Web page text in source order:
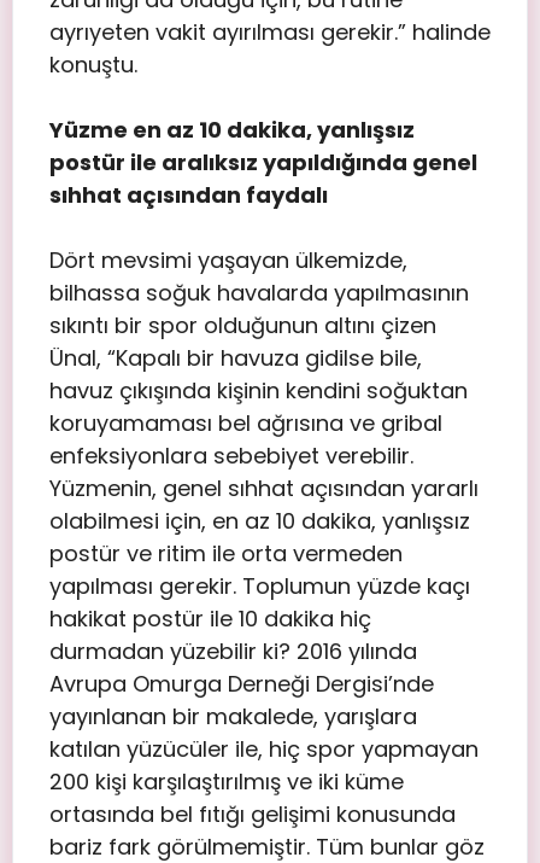
ayrıyeten vakit ayırılması gerekir.” halinde
konuştu.
Yüzme en az 10 dakika, yanlışsız
postür ile aralıksız yapıldığında genel
sıhhat açısından faydalı
Dört mevsimi yaşayan ülkemizde,
bilhassa soğuk havalarda yapılmasının
sıkıntı bir spor olduğunun altını çizen
Ünal, “Kapalı bir havuza gidilse bile,
havuz çıkışında kişinin kendini soğuktan
koruyamaması bel ağrısına ve gribal
enfeksiyonlara sebebiyet verebilir.
Yüzmenin, genel sıhhat açısından yararlı
olabilmesi için, en az 10 dakika, yanlışsız
postür ve ritim ile orta vermeden
yapılması gerekir. Toplumun yüzde kaçı
hakikat postür ile 10 dakika hiç
durmadan yüzebilir ki? 2016 yılında
Avrupa Omurga Derneği Dergisi’nde
yayınlanan bir makalede, yarışlara
katılan yüzücüler ile, hiç spor yapmayan
200 kişi karşılaştırılmış ve iki küme
ortasında bel fıtığı gelişimi konusunda
bariz fark görülmemiştir. Tüm bunlar göz